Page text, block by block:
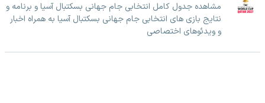
مشاهده جدول کامل انتخابی جام جهانی بسکتبال آسیا و برنامه و
نتایج بازی های انتخابی جام جهانی بسکتبال آسیا به همراه اخبار
و ویدئوهای اختصاصی